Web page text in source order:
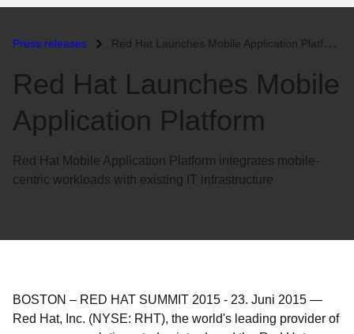
Press releases Red Hat Launches Mobile Application Platform...
Red Hat Launches Mobile
Application Platform
Red Hat Mobile Application Platform integrates mobile-
centric workloads with existing IT infrastructure
BOSTON – RED HAT SUMMIT 2015 - 23. Juni 2015 —
Red Hat, Inc. (NYSE: RHT), the world's leading provider of